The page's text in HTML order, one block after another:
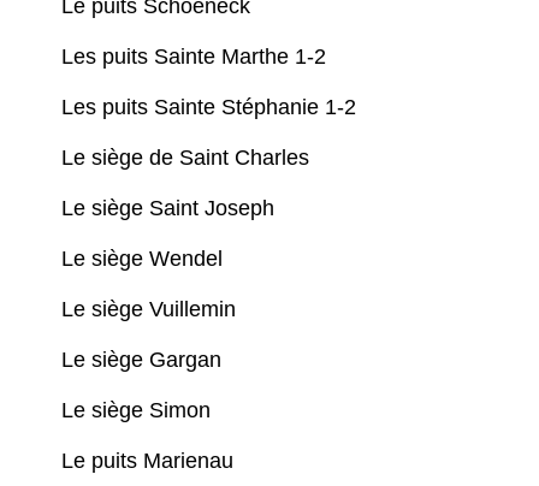
Le puits Schoeneck
Les puits Sainte Marthe 1-2
Les puits Sainte Stéphanie 1-2
Le siège de Saint Charles
Le siège Saint Joseph
Le siège Wendel
Le siège Vuillemin
Le siège Gargan
Le siège Simon
Le puits Marienau